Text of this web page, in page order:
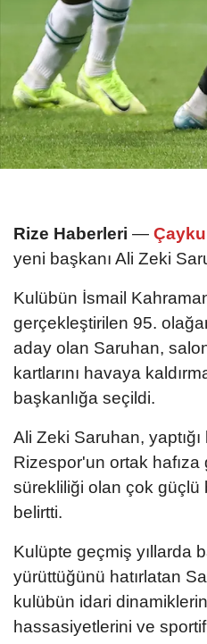
Rize Haberleri —
yeni başkanı Ali Zeki
Kulübün İsmail
gerçekleştirilen 95.
aday olan Saruhan,
kartlarını havaya
başkanlığa seçildi.
Ali Zeki Saruhan,
Rizespor'un ortak
sürekliliği olan çok güçlü
belirtti.
Kulüpte geçmiş yıllarda
yürüttüğünü hatırlatan
kulübün idari
hassasiyetlerini ve